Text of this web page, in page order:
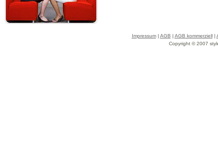
Impressum| AGB | AGB kommerziell|
Copyright © 2007